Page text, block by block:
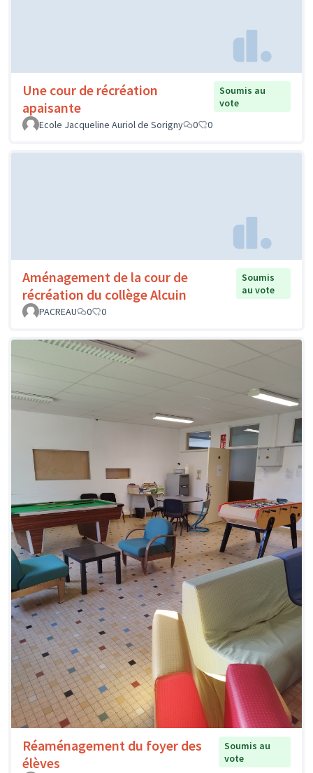
Une cour de récréation
apaisante
Soumis au
vote
Ecole Jacqueline Auriol de Sorigny
0 0
Aménagement de la cour de
récréation du collège Alcuin
Soumis
au vote
PACREAU
0 0
Réaménagement du foyer des
élèves
Soumis au
vote